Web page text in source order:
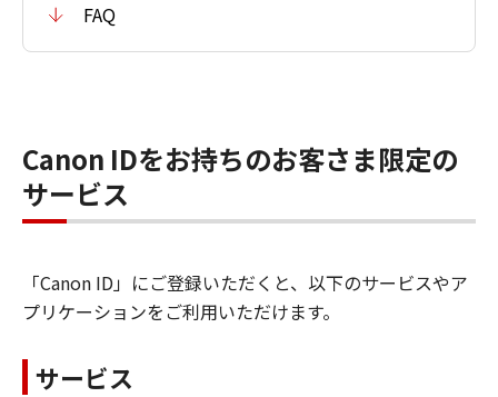
FAQ
Canon IDをお持ちのお客さま限定の
サービス
「Canon ID」にご登録いただくと、以下のサービスやア
プリケーションをご利用いただけます。
サービス